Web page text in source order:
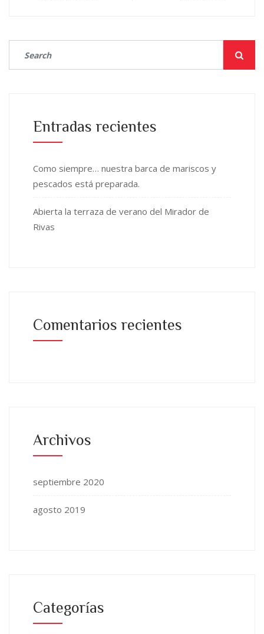
Entradas recientes
Como siempre… nuestra barca de mariscos y
pescados está preparada.
Abierta la terraza de verano del Mirador de
Rivas
Comentarios recientes
Archivos
septiembre 2020
agosto 2019
Categorías